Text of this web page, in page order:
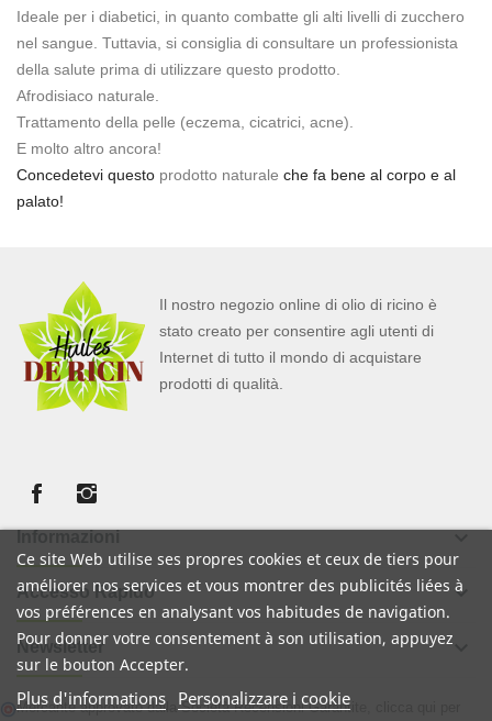
Ideale per i diabetici , in quanto combatte gli alti livelli di zucchero
nel sangue. Tuttavia, si consiglia di consultare un professionista
della salute prima di utilizzare questo prodotto.
Afrodisiaco naturale.
Trattamento della pelle (eczema, cicatrici, acne).
E molto altro ancora!
Concedetevi questo prodotto naturale che fa bene al corpo e al
palato!
Il nostro negozio online di olio di ricino è
stato creato per consentire agli utenti di
Internet di tutto il mondo di acquistare
prodotti di qualità.
keyboard_arrow_down
Accesso Rapido keyboard_arrow_down
Newsletter keyboard_arrow_down
Mercante approvato dalla Società Recensioni Garantite,
Ce site Web utilise ses propres cookies et ceux de tiers pour
améliorer nos services et vous montrer des publicités liées à
vos préférences en analysant vos habitudes de navigation.
Pour donner votre consentement à son utilisation, appuyez
sur le bouton Accepter.
Plus d'informations Personalizzare i cookie